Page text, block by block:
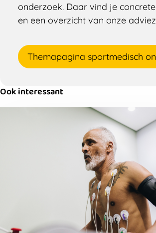
onderzoek. Daar vind je
en een overzicht van onze
Themapagina sportmedisch
Ook interessant